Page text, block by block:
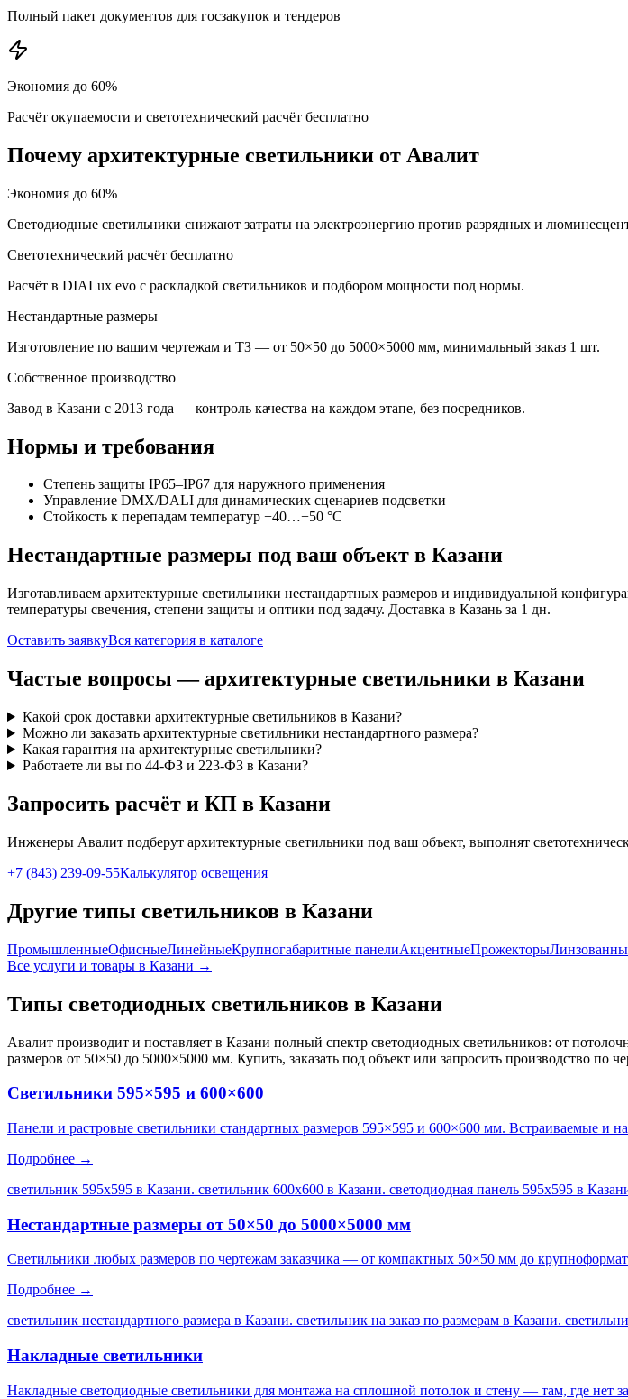
Полный пакет документов для госзакупок и тендеров
Экономия до 60%
Расчёт окупаемости и светотехнический расчёт бесплатно
Почему архитектурные светильники от Авалит
Экономия до 60%
Светодиодные светильники снижают затраты на электроэнергию против разрядных и
Светотехнический расчёт бесплатно
Расчёт в DIALux evo с раскладкой светильников и подбором мощности под нормы.
Нестандартные размеры
Изготовление по вашим чертежам и ТЗ — от 50×50 до 5000×5000 мм, минимальный заказ 1 шт.
Собственное производство
Завод в Казани с 2013 года — контроль качества на каждом этапе, без посредников.
Нормы и требования
Степень защиты IP65–IP67 для наружного применения
Управление DMX/DALI для динамических сценариев подсветки
Стойкость к перепадам температур −40…+50 °C
Нестандартные размеры под ваш объект в Казани
Изготавливаем архитектурные светильники нестандартных размеров и индивидуальной
температуры свечения, степени защиты и оптики под задачу. Доставка в Казань за 1 дн.
Оставить заявкуВся категория в каталоге
Частые вопросы —архитектурные светильники в Казани
Какой срок доставки архитектурные светильников в Казани?
Можно ли заказать архитектурные светильники нестандартного размера?
Какая гарантия на архитектурные светильники?
Работаете ли вы по 44-ФЗ и 223-ФЗ в Казани?
Запросить расчёт и КП в Казани
Инженеры Авалит подберут архитектурные светильники под ваш объект, выполнят
+7 (843) 239-09-55Калькулятор освещения
Другие типы светильников в Казани
ПромышленныеОфисныеЛинейныеКрупногабаритные панелиАкцентныеПрожекторы
Все услуги и товары в Казани →
Типы светодиодных светильников в Казани
Авалит производит и поставляет в Казани полный спектр светодиодных светильников: от
размеров от 50×50 до 5000×5000 мм. Купить, заказать под объект или запросить производство по
Светильники 595×595 и 600×600
Панели и растровые светильники стандартных размеров 595×595 и 600×600 мм. Встраиваемые и
Подробнее →
светильник 595х595 в Казани. светильник 600х600 в Казани. светодиодная панель 595х595 в
Нестандартные размеры от 50×50 до 5000×5000 мм
Светильники любых размеров по чертежам заказчика — от компактных 50×50 мм до
Подробнее →
светильник нестандартного размера в Казани. светильник на заказ по размерам в Казани.
Накладные светильники
Накладные светодиодные светильники для монтажа на сплошной потолок и стену — там, где